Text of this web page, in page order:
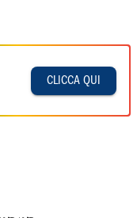
CLICCA QUI